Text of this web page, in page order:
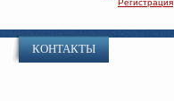
Регистрация
КОНТАКТЫ